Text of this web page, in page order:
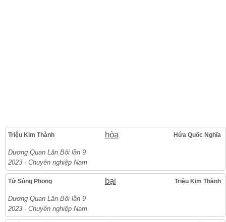
Triệu Kim Thành hòa Hứa Quốc Nghĩa
Dương Quan Lân Bôi lần 9
2023 - Chuyên nghiệp Nam
Từ Sùng Phong bại Triệu Kim Thành
Dương Quan Lân Bôi lần 9
2023 - Chuyên nghiệp Nam